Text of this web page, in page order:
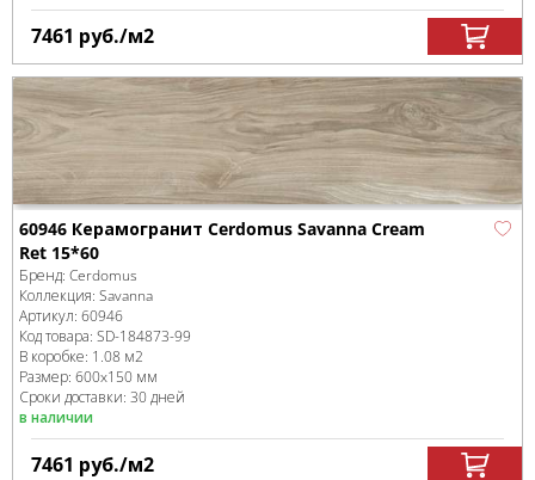
7461 руб./м2
60946 Керамогранит Cerdomus Savanna Cream
Ret 15*60
Бренд: Cerdomus
Коллекция: Savanna
Артикул: 60946
Код товара: SD-184873-99
В коробке: 1.08 м2
Размер: 600x150 мм
Сроки доставки: 30 дней
в наличии
7461 руб./м2